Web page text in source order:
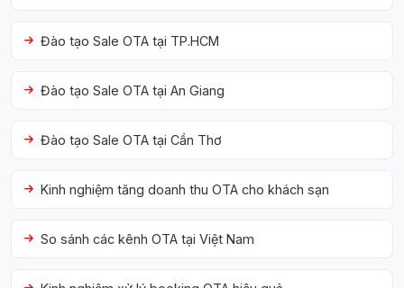
Đào tạo Sale OTA tại TP.HCM
Đào tạo Sale OTA tại An Giang
Đào tạo Sale OTA tại Cần Thơ
Kinh nghiệm tăng doanh thu OTA cho khách sạn
So sánh các kênh OTA tại Việt Nam